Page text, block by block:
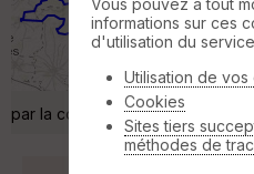
Randonnée
Réunion de 2
Melso et n°14
par la communauté de
Vous pouvez à tout
informations sur ces
d'utilisation du
Utilisation de
Cookies
Sites tiers
méthodes de